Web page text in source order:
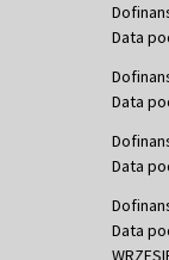
Data
Data
Data
Data